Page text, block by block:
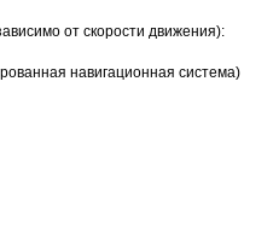
от скорости движения):
навигационная система)